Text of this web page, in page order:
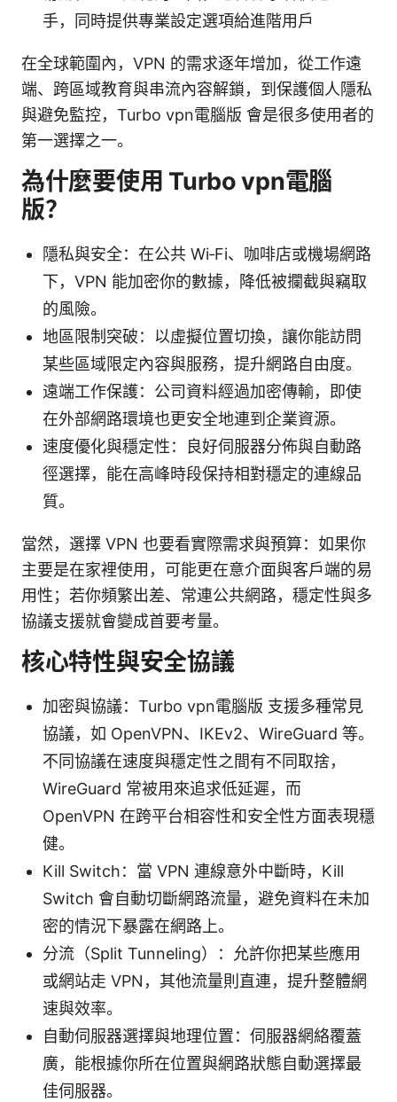
手，同時提供專業設定選項給進階用戶
在全球範圍內，VPN 的需求逐年增加，從工作遠
端、跨區域教育與串流內容解鎖，到保護個人隱私
與避免監控，Turbo vpn電腦版 會是很多使用者的
第一選擇之一。
為什麼要使用 Turbo vpn電腦
版？
隱私與安全：在公共 Wi‑Fi、咖啡店或機場網路
下，VPN 能加密你的數據，降低被攔截與竊取
的風險。
地區限制突破：以虛擬位置切換，讓你能訪問
某些區域限定內容與服務，提升網路自由度。
遠端工作保護：公司資料經過加密傳輸，即使
在外部網路環境也更安全地連到企業資源。
速度優化與穩定性：良好伺服器分佈與自動路
徑選擇，能在高峰時段保持相對穩定的連線品
質。
當然，選擇 VPN 也要看實際需求與預算：如果你
主要是在家裡使用，可能更在意介面與客戶端的易
用性；若你頻繁出差、常連公共網路，穩定性與多
協議支援就會變成首要考量。
核心特性與安全協議
加密與協議：Turbo vpn電腦版 支援多種常見
協議，如 OpenVPN、IKEv2、WireGuard 等。
不同協議在速度與穩定性之間有不同取捨，
WireGuard 常被用來追求低延遲，而
OpenVPN 在跨平台相容性和安全性方面表現穩
健。
Kill Switch：當 VPN 連線意外中斷時，Kill
Switch 會自動切斷網路流量，避免資料在未加
密的情況下暴露在網路上。
分流（Split Tunneling）：允許你把某些應用
或網站走 VPN，其他流量則直連，提升整體網
速與效率。
自動伺服器選擇與地理位置：伺服器網絡覆蓋
廣，能根據你所在位置與網路狀態自動選擇最
佳伺服器。